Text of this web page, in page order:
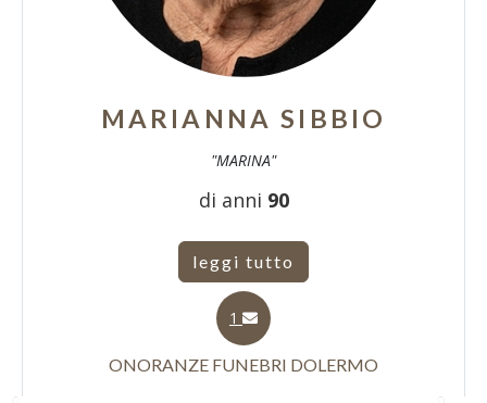
MARIANNA SIBBIO
"MARINA"
di anni 90
leggi tutto
1
ONORANZE FUNEBRI DOLERMO